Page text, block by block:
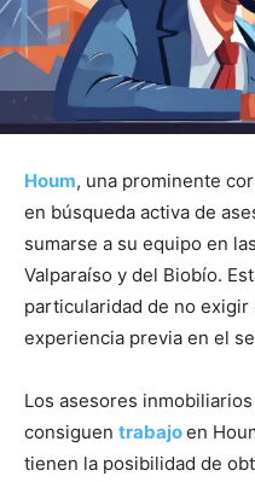
Houm, una prominente
en búsqueda activa de
sumarse a su equipo en
Valparaíso y del Biobío.
particularidad de no
experiencia previa en el
Los asesores
consiguen trabajoen
tienen la posibilidad de